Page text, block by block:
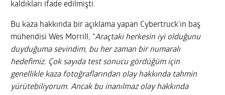
kaldıkları ifade edilmişti.
Bu kaza hakkında bir açıklama yapan Cybertruck’ın baş
mühendisi Wes Morrill, “Araçtaki herkesin iyi olduğunu
duyduğuma sevindim, bu her zaman bir numaralı
hedefimiz. Çok sayıda test sonucu gördüğüm için
genellikle kaza fotoğraflarından olay hakkında tahmin
yürütebiliyorum. Ancak bu inanılmaz olay hakkında